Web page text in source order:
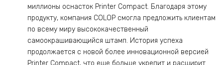
миллионы оснасток Printer Compact. Благодаря этому
продукту, компания COLOP смогла предложить клиентам
по всему миру высококачественный
самоокрашивающийся штамп. История успеха
продолжается с новой более инновационной версией
Printer Compact, что еще больше укрепит и расширит